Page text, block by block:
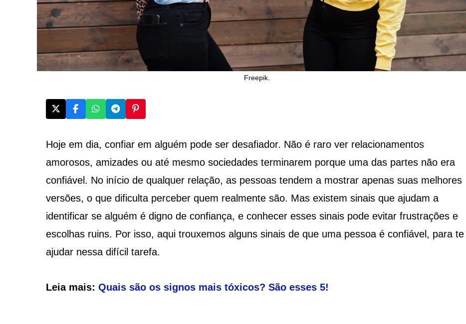
Freepik.
Hoje em dia, confiar em alguém pode ser desafiador. Não é raro ver relacionamentos
amorosos, amizades ou até mesmo sociedades terminarem porque uma das partes não era
confiável. No início de qualquer relação, as pessoas tendem a mostrar apenas suas melhores
versões, o que dificulta perceber quem realmente são. Mas existem sinais que ajudam a
identificar se alguém é digno de confiança, e conhecer esses sinais pode evitar frustrações e
escolhas ruins. Por isso, aqui trouxemos alguns sinais de que uma pessoa é confiável, para te
ajudar nessa difícil tarefa.
Leia mais: Quais são os signos mais tóxicos? São esses 5!